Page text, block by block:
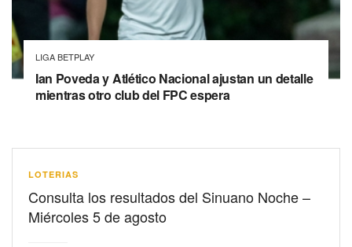
LIGA BETPLAY
Ian Poveda y Atlético Nacional ajustan un detalle
mientras otro club del FPC espera
LOTERIAS
Consulta los resultados del Sinuano Noche –
Miércoles 5 de agosto